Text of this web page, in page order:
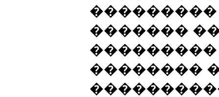
���������
�������
��������